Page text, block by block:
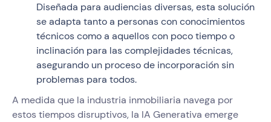
Diseñada para audiencias diversas, esta solución
se adapta tanto a personas con conocimientos
técnicos como a aquellos con poco tiempo o
inclinación para las complejidades técnicas,
asegurando un proceso de incorporación sin
problemas para todos.
A medida que la industria inmobiliaria navega por
estos tiempos disruptivos, la IA Generativa emerge